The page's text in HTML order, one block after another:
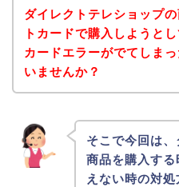
ダイレクトテレショップ
トカードで購入しようと
カードエラーがでてしま
いませんか？
そこで今回は
商品を購入す
えない時の対